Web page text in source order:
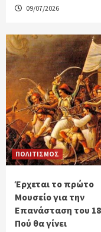
09/07/2026
ΠΟΛΙΤΙΣΜΟΣ
Έρχεται το πρώτο
Μουσείο για την
Επανάσταση του
Πού θα γίνει